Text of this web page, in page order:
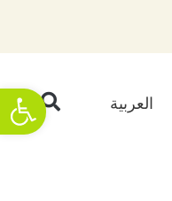
פתח العربية